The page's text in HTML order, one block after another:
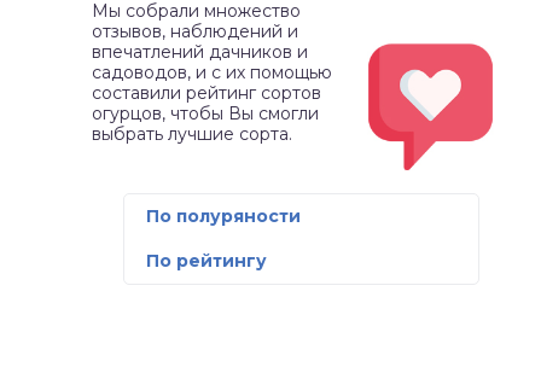
Мы собрали множество
отзывов, наблюдений и
впечатлений дачников и
садоводов, и с их помощью
составили рейтинг сортов
огурцов, чтобы Вы смогли
выбрать лучшие сорта.
По полуряности
По рейтингу